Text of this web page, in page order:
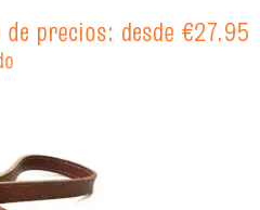
de precios: desde €27.95